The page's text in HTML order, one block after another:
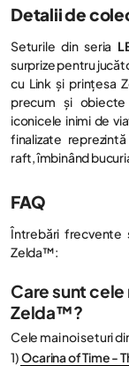
Detalii de
Seturile din seria
surprize pentru
cu Link și prințesa
precum și obiecte
iconicele inimi de
finalizate
raft, îmbinând
FAQ
Întrebări frecvente
Zelda™:
Care sunt cele
Zelda™?
Cele mai noi seturi
1)Ocarina of Time -